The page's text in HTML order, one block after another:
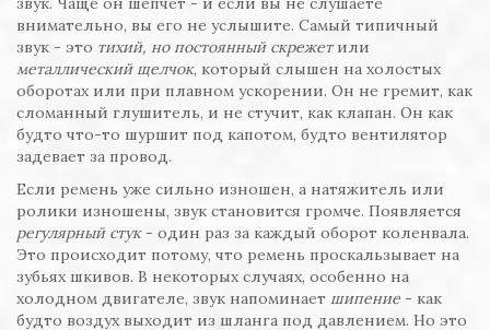
внимательно, вы его не услышите. Самый типичный
звук - это тихий, но постоянный скрежетили
металлический щелчок, который слышен на холостых
оборотах или при плавном ускорении. Он не гремит, как
сломанный глушитель, и не стучит, как клапан. Он как
будто что-то шуршит под капотом, будто вентилятор
задевает за провод.
Если ремень уже сильно изношен, а натяжитель или
ролики изношены, звук становится громче. Появляется
регулярный стук- один раз за каждый оборот коленвала.
Это происходит потому, что ремень проскальзывает на
зубьях шкивов. В некоторых случаях, особенно на
холодном двигателе, звук напоминает шипение - как
будто воздух выходит из шланга под давлением. Но это